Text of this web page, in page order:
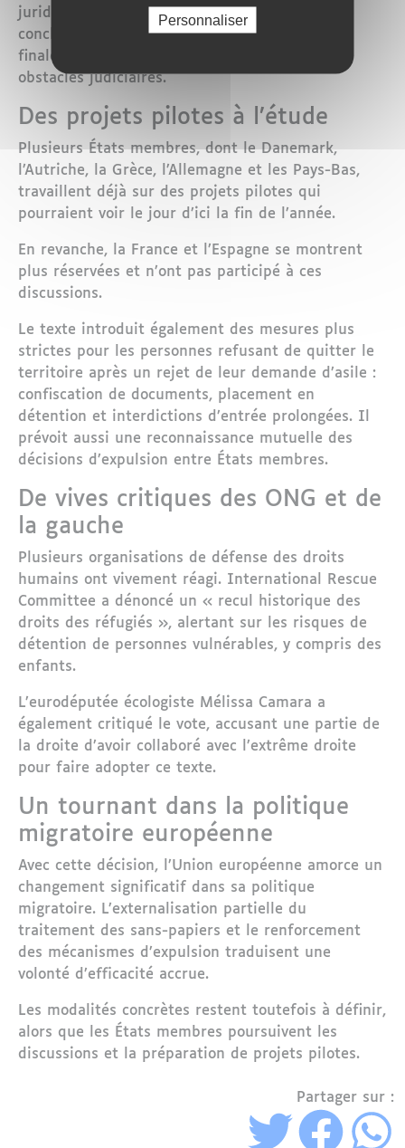
juridiques. De son côté, le
Royaume-Uni
conclu un accord controversé avec le
finalement abandonné après de nombreux
obstacles judiciaires.
Des projets pilotes à l’étude
Plusieurs États membres, dont leDanemark,
l’Autriche, la Grèce, l’Allemagne et les Pays-Bas,
travaillent déjà sur des projets pilotes qui
pourraient voir le jour d’ici la fin de l’année.
En revanche, la France et l’ Espagne se montrent
plus réservées et n’ont pas participé à ces
discussions.
Le texte introduit également des mesures plus
strictes pour les personnes refusant de quitter le
territoire après un rejet de leur demande d’asile :
confiscation de documents, placement en
détention et interdictions d’entrée prolongées. Il
prévoit aussi une reconnaissance mutuelle des
décisions d’expulsion entre États membres.
De vives critiques des ONG et de
la gauche
Plusieurs organisations de défense des droits
humains ont vivement réagi. International Rescue
Committee a dénoncé un « recul historique des
droits des réfugiés », alertant sur les risques de
détention de personnes vulnérables, y compris des
enfants.
L’eurodéputée écologiste Mélissa Camara a
également critiqué le vote, accusant une partie de
la droite d’avoir collaboré avec l’extrême droite
pour faire adopter ce texte.
Un tournant dans la politique
migratoire européenne
Avec cette décision, l’Union européenne amorce un
changement significatif dans sa politique
migratoire. L’externalisation partielle du
traitement des sans-papiers et le renforcement
des mécanismes d’expulsion traduisent une
volonté d’efficacité accrue.
Les modalités concrètes restent toutefois à définir,
alors que les États membres poursuivent les
discussions et la préparation de projets pilotes.
Partager sur :
Personnaliser